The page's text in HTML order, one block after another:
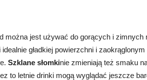
można jest używać do gorących i zimnych
gładkiej powierzchni i zaokrąglonym
Szklane słomkinie zmieniają też smaku
to letnie drinki mogą wyglądać jeszcze